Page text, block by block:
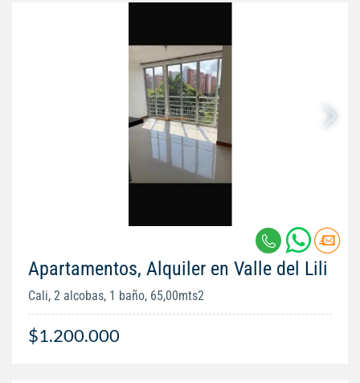
Apartamentos, Alquiler en Valle del Lili
Cali, 2 alcobas, 1 baño, 65,00mts2
$1.200.000